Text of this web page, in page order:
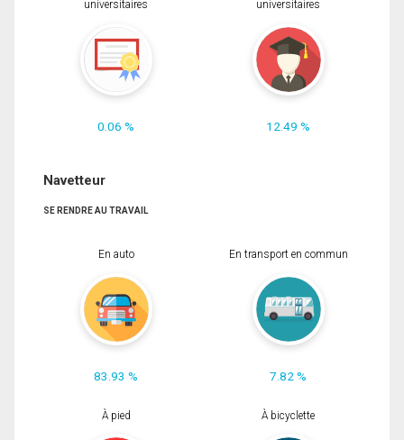
universitaires
0.06 %
universitaires
12.49 %
Navetteur
SE RENDRE AU TRAVAIL
En auto
83.93 %
En transport en commun
7.82 %
À pied À bicyclette